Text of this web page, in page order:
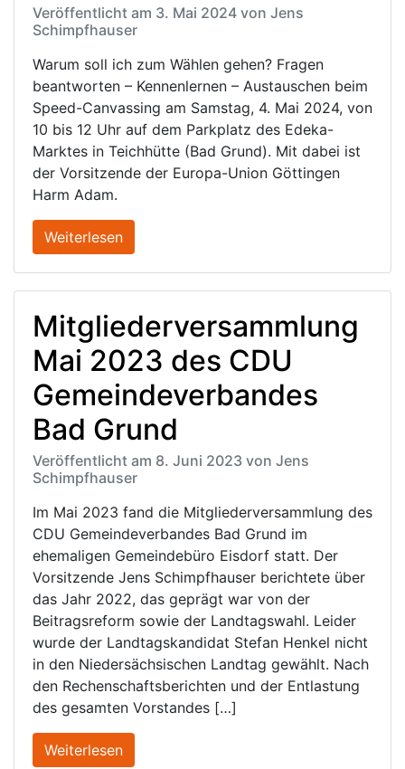
Veröffentlicht am 3. Mai 2024 von Jens
Schimpfhauser
Warum soll ich zum Wählen gehen? Fragen
beantworten – Kennenlernen – Austauschen beim
Speed-Canvassing am Samstag, 4. Mai 2024, von
10 bis 12 Uhr auf dem Parkplatz des Edeka-
Marktes in Teichhütte (Bad Grund). Mit dabei ist
der Vorsitzende der Europa-Union Göttingen
Harm Adam.
Weiterlesen
Mitgliederversammlung
Mai 2023 des CDU
Gemeindeverbandes
Bad Grund
Veröffentlicht am 8. Juni 2023 von Jens
Schimpfhauser
Im Mai 2023 fand die Mitgliederversammlung des
CDU Gemeindeverbandes Bad Grund im
ehemaligen Gemeindebüro Eisdorf statt. Der
Vorsitzende Jens Schimpfhauser berichtete über
das Jahr 2022, das geprägt war von der
Beitragsreform sowie der Landtagswahl. Leider
wurde der Landtagskandidat Stefan Henkel nicht
in den Niedersächsischen Landtag gewählt. Nach
den Rechenschaftsberichten und der Entlastung
des gesamten Vorstandes […]
Weiterlesen